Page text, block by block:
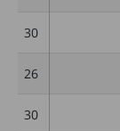
30
26
30